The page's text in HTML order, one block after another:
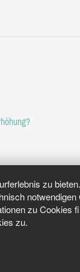
zu
zu Cookies
zu.